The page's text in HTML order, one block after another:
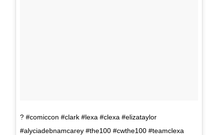
? #comiccon #clark #lexa #clexa #elizataylor
#alyciadebnamcarey #the100 #cwthe100 #teamclexa